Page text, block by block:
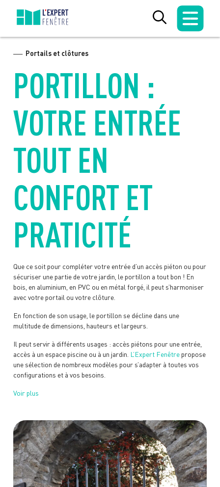
content
Portails et clôtures
PORTILLON :
VOTRE ENTRÉE
TOUT EN
CONFORT ET
PRATICITÉ
Que ce soit pour compléter votre entrée d’un accès piéton ou pour
sécuriser une partie de votre jardin, le portillon a tout bon ! En
bois, en aluminium, en PVC ou en métal forgé, il peut s’harmoniser
avec votre portail ou votre clôture.
En fonction de son usage, le portillon se décline dans une
multitude de dimensions, hauteurs et largeurs.
Il peut servir à différents usages : accès piétons pour une entrée,
accès à un espace piscine ou à un jardin. L’Expert Fenêtrepropose
une sélection de nombreux modèles pour s’adapter à toutes vos
configurations et à vos besoins.
Voir plus